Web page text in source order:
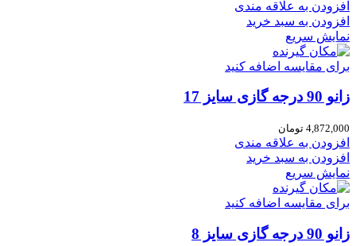
افزودن به علاقه مندی
افزودن به سبد خرید
نمایش سریع
برای مقایسه اضافه کنید
زانو 90 درجه گازی سایز 17
4,872,000 تومان
افزودن به علاقه مندی
افزودن به سبد خرید
نمایش سریع
برای مقایسه اضافه کنید
زانو 90 درجه گازی سایز 8